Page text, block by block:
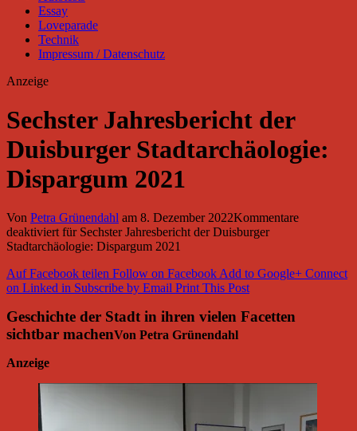
Essay
Loveparade
Technik
Impressum / Datenschutz
Anzeige
Sechster Jahresbericht der
Duisburger Stadtarchäologie:
Dispargum 2021
Von Petra Grünendahl am 8. Dezember 2022Kommentare
deaktiviertfür Sechster Jahresbericht der Duisburger
Stadtarchäologie: Dispargum 2021
Auf Facebook teilen Follow on FacebookAdd to Google+ Connect
on Linked in Subscribe by Email Print This Post
Geschichte der Stadt in ihren vielen Facetten
sichtbar machenVon Petra Grünendahl
Anzeige